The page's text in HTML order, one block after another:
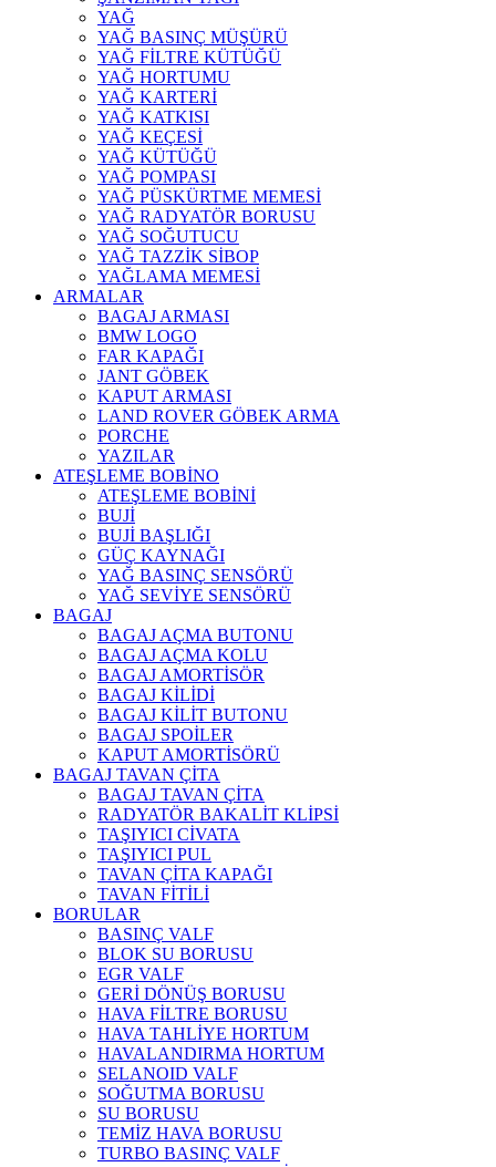
YAĞ
YAĞ BASINÇ MÜŞÜRÜ
YAĞ FİLTRE KÜTÜĞÜ
YAĞ HORTUMU
YAĞ KARTERİ
YAĞ KATKISI
YAĞ KEÇESİ
YAĞ KÜTÜĞÜ
YAĞ POMPASI
YAĞ PÜSKÜRTME MEMESİ
YAĞ RADYATÖR BORUSU
YAĞ SOĞUTUCU
YAĞ TAZZİK SİBOP
YAĞLAMA MEMESİ
ARMALAR
BAGAJ ARMASI
BMW LOGO
FAR KAPAĞI
JANT GÖBEK
KAPUT ARMASI
LAND ROVER GÖBEK ARMA
PORCHE
YAZILAR
ATEŞLEME BOBİNO
ATEŞLEME BOBİNİ
BUJİ
BUJİ BAŞLIĞI
GÜÇ KAYNAĞI
YAĞ BASINÇ SENSÖRÜ
YAĞ SEVİYE SENSÖRÜ
BAGAJ
BAGAJ AÇMA BUTONU
BAGAJ AÇMA KOLU
BAGAJ AMORTİSÖR
BAGAJ KİLİDİ
BAGAJ KİLİT BUTONU
BAGAJ SPOİLER
KAPUT AMORTİSÖRÜ
BAGAJ TAVAN ÇİTA
BAGAJ TAVAN ÇİTA
RADYATÖR BAKALİT KLİPSİ
TAŞIYICI CİVATA
TAŞIYICI PUL
TAVAN ÇİTA KAPAĞI
TAVAN FİTİLİ
BORULAR
BASINÇ VALF
BLOK SU BORUSU
EGR VALF
GERİ DÖNÜŞ BORUSU
HAVA FİLTRE BORUSU
HAVA TAHLİYE HORTUM
HAVALANDIRMA HORTUM
SELANOID VALF
SOĞUTMA BORUSU
SU BORUSU
TEMİZ HAVA BORUSU
TURBO BASINÇ VALF